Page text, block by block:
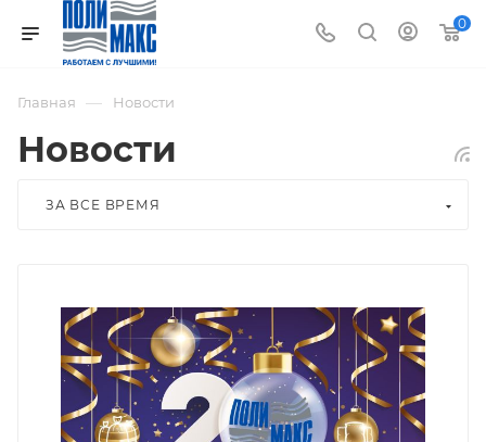
0
Главная — Новости
Новости
ЗА ВСЕ ВРЕМЯ